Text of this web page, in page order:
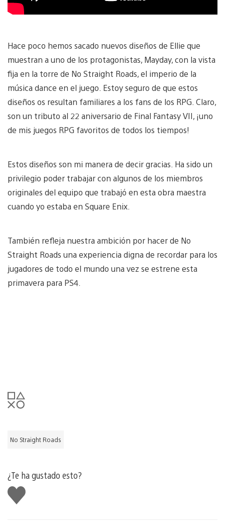
Hace poco hemos sacado nuevos diseños de Ellie que
muestran a uno de los protagonistas, Mayday, con la vista
fija en la torre de No Straight Roads, el imperio de la
música dance en el juego. Estoy seguro de que estos
diseños os resultan familiares a los fans de los RPG. Claro,
son un tributo al 22 aniversario de Final Fantasy VII, ¡uno
de mis juegos RPG favoritos de todos los tiempos!
Estos diseños son mi manera de decir gracias. Ha sido un
privilegio poder trabajar con algunos de los miembros
originales del equipo que trabajó en esta obra maestra
cuando yo estaba en Square Enix.
También refleja nuestra ambición por hacer de No
Straight Roads una experiencia digna de recordar para los
jugadores de todo el mundo una vez se estrene esta
primavera para PS4.
No Straight Roads
¿Te ha gustado esto?
Me
gusta